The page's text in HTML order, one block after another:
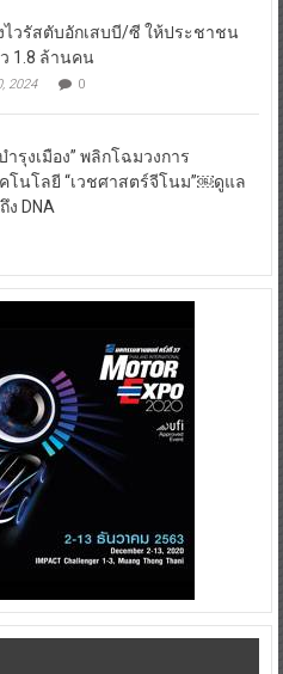
ไวรัสตับอักเสบบี/ซี ให้ประชาชน
1.8 ล้านคน
2024 0
ำรุงเมือง” พลิกโฉมวงการ
โนโลยี “เวชศาสตร์จีโนม”￼ดูแล
ง DNA